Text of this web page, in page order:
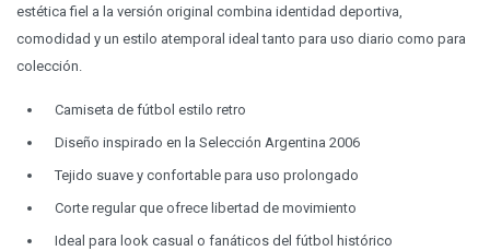
estética fiel a la versión original combina identidad deportiva,
comodidad y un estilo atemporal ideal tanto para uso diario como para
colección.
Camiseta de fútbol estilo retro
Diseño inspirado en la Selección Argentina 2006
Tejido suave y confortable para uso prolongado
Corte regular que ofrece libertad de movimiento
Ideal para look casual o fanáticos del fútbol histórico